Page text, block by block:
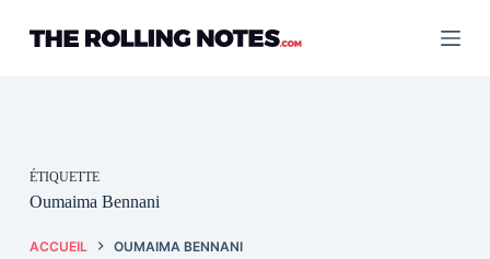
contenu
ÉTIQUETTE
Oumaima Bennani
ACCUEIL OUMAIMA BENNANI